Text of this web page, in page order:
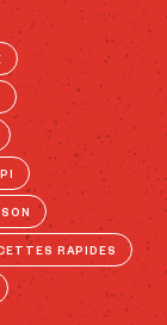
RAPIDES